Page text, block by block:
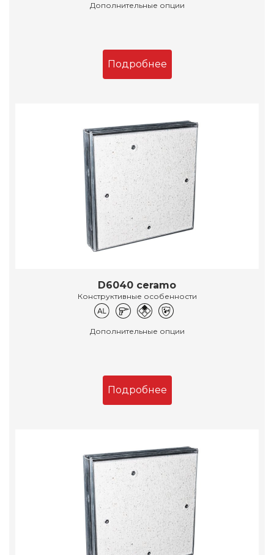
Дополнительные опции
Подробнее
D6040 ceramo
Конструктивные особенности
Дополнительные опции
Подробнее